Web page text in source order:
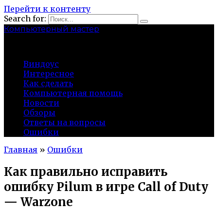
Перейти к контенту
Search for:
Компьютерный мастер
Виндоус
Интересное
Как сделать
Компьютерная помощь
Новости
Обзоры
Ответы на вопросы
Ошибки
Главная » Ошибки
Как правильно исправить
ошибку Pilum в игре Call of Duty
— Warzone